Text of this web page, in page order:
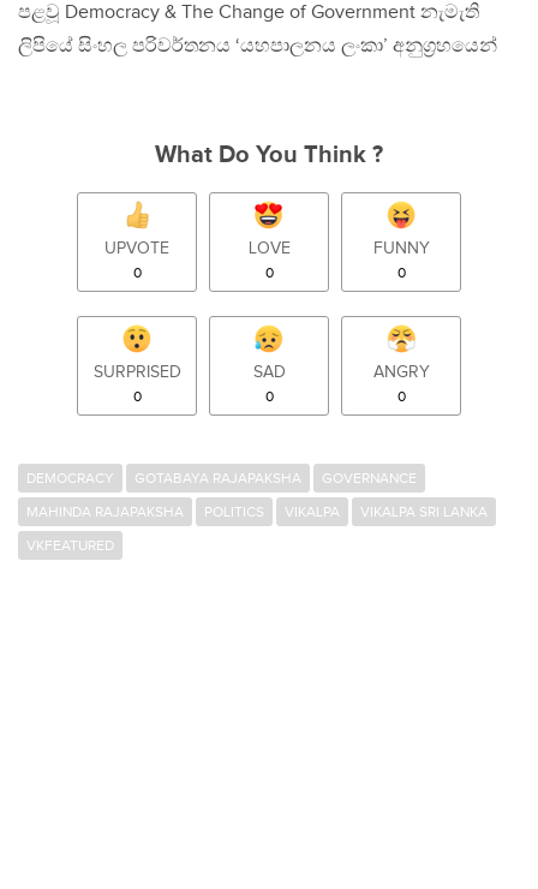
පළවූ Democracy & The Change of Government නැමැති
ලිපියේ සිංහල පරිවර්තනය ‘යහපාලනය ලංකා’ අනුග‍්‍රහයෙන්
What Do You Think ?
UPVOTE
0
LOVE
0
FUNNY
0
SURPRISED
0
SAD
0
ANGRY
0
DEMOCRACY GOTABAYA RAJAPAKSHA
GOVERNANCE
MAHINDA RAJAPAKSHA
POLITICS VIKALPA
VIKALPA SRI LANKA
VKFEATURED